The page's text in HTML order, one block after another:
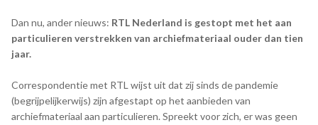
Dan nu, ander nieuws: RTL Nederland is gestopt met het aan
particulieren verstrekken van archiefmateriaal ouder dan tien
jaar.
Correspondentie met RTL wijst uit dat zij sinds de pandemie
(begrijpelijkerwijs) zijn afgestapt op het aanbieden van
archiefmateriaal aan particulieren. Spreekt voor zich, er was geen